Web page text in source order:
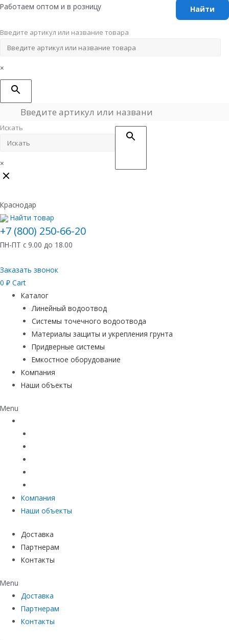
Перейти
содержимому
Работаем оптом и в розницу
Введите артикул или название товара
×
Искать
×
Краснодар
Найти товар
+7 (800) 250-66-20
ПН-ПТ с 9.00 до 18.00
Заказать звонок
0 ₽ Cart
Каталог
Линейный водоотвод
Системы точечного водоотвода
Материалы защиты и укрепления грунта
Придверные системы
Емкостное оборудование
Компания
Наши объекты
Menu
Компания
Наши объекты
Доставка
Партнерам
Контакты
Menu
Доставка
Партнерам
Контакты